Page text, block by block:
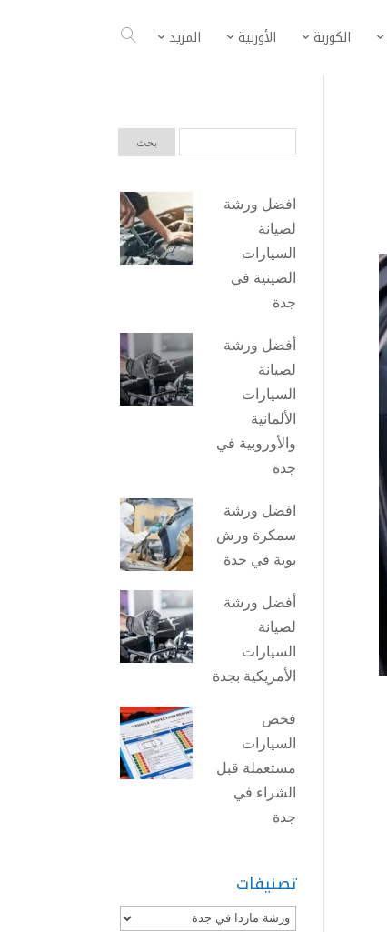
الكورية الأوربية المزيد
افضل ورشة
لصيانة
السيارات
الصينية في
جدة
أفضل ورشة
لصيانة
السيارات
الألمانية
والأوروبية في
جدة
افضل ورشة
سمكرة ورش
بوية في جدة
أفضل ورشة
لصيانة
السيارات
الأمريكية بجدة
فحص
السيارات
مستعملة قبل
الشراء في
جدة
تصنيفات
تصنيفات